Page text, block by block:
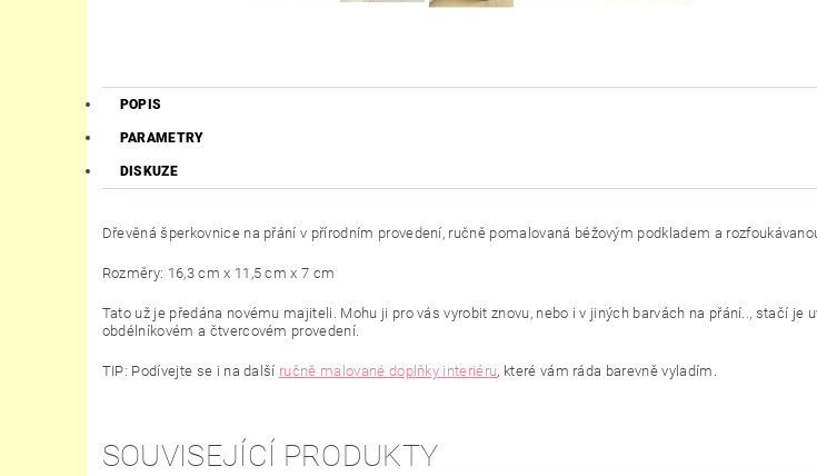
POPIS
PARAMETRY
DISKUZE
Dřevěná šperkovnice na přání v přírodním provedení, ručně pomalovaná béžovým podkladem a
Rozměry: 16,3 cm x 11,5 cm x 7 cm
Tato už je předána novému majiteli. Mohu ji pro vás vyrobit znovu, nebo i v jiných barvách na přání.., stačí
obdélníkovém a čtvercovém provedení.
TIP: Podívejte se i na další ručně malované doplňky interiéru, které vám ráda barevně vyladím.
SOUVISEJÍCÍ PRODUKTY